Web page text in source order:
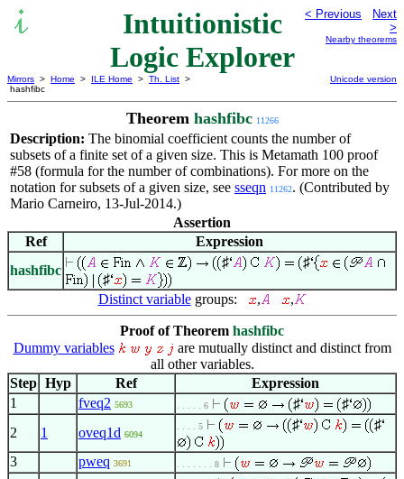
Intuitionistic
Logic Explorer
< Previous
Next
>
Nearby theorems
Mirrors > Home > ILE Home > Th. List >
hashfibc
Unicode version
Theorem hashfibc 11266
Description: The binomial coefficient counts the number of
subsets of a finite set of a given size. This is Metamath 100 proof
#58 (formula for the number of combinations). For more on the
notation for subsets of a given size, see sseqn 11262. (Contributed by
Mario Carneiro, 13-Jul-2014.)
Assertion
Ref
Expression
hashfibc
♯
♯
♯
Distinct variablegroups: , ,
Proof of Theorem hashfibc
Dummy variables
are mutually distinct and distinct from
all other variables.
Step Hyp Ref
Expression
1
fveq2 5693 . . . . . 6 ♯
♯
2
1 oveq1d 6094
. . . . 5 ♯ ♯
3 pweq 3691 . . . . . . . 8